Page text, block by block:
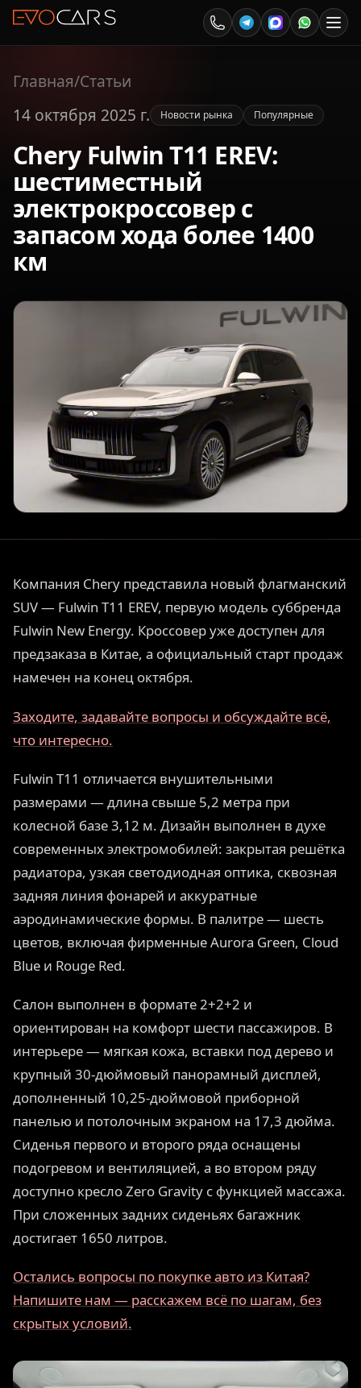
Главная/Статьи
14 октября 2025 г.
Новости рынка Популярные
Chery Fulwin T11 EREV:
шестиместный
электрокроссовер с
запасом хода более 1400
км
Компания Chery представила новый флагманский
SUV — Fulwin T11 EREV, первую модель суббренда
Fulwin New Energy. Кроссовер уже доступен для
предзаказа в Китае, а официальный старт продаж
намечен на конец октября.
Заходите, задавайте вопросы и обсуждайте всё,
что интересно.
Fulwin T11 отличается внушительными
размерами — длина свыше 5,2 метра при
колесной базе 3,12 м. Дизайн выполнен в духе
современных электромобилей: закрытая решётка
радиатора, узкая светодиодная оптика, сквозная
задняя линия фонарей и аккуратные
аэродинамические формы. В палитре — шесть
цветов, включая фирменные Aurora Green, Cloud
Blue и Rouge Red.
Салон выполнен в формате 2+2+2 и
ориентирован на комфорт шести пассажиров. В
интерьере — мягкая кожа, вставки под дерево и
крупный 30-дюймовый панорамный дисплей,
дополненный 10,25-дюймовой приборной
панелью и потолочным экраном на 17,3 дюйма.
Сиденья первого и второго ряда оснащены
подогревом и вентиляцией, а во втором ряду
доступно кресло Zero Gravity с функцией массажа.
При сложенных задних сиденьях багажник
достигает 1650 литров.
Остались вопросы по покупке авто из Китая?
Напишите нам — расскажем всё по шагам, без
скрытых условий.